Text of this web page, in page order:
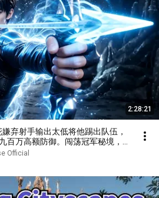
2:28:21
嫌弃射手输出太低将他踢出队伍，
百万高额防御。闯荡冠军秘境，直
打脸！
Official